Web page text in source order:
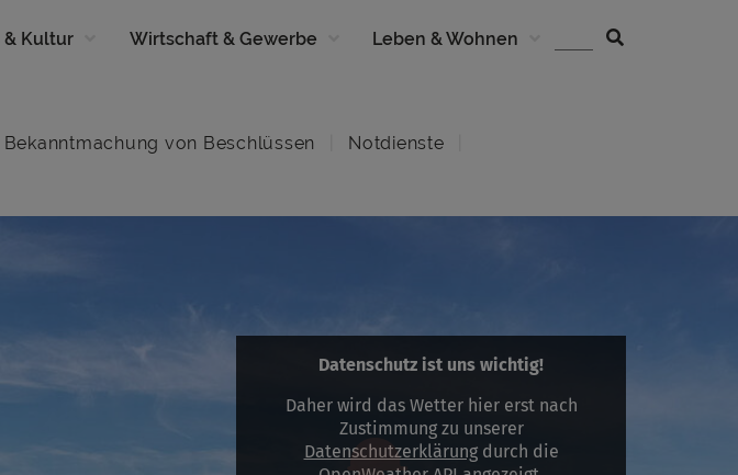
& Kultur Wirtschaft & Gewerbe Leben & Wohnen
Bekanntmachung von Beschlüssen
Notdienste
Datenschutz ist uns wichtig!
Daher wird das Wetter hier erst nach
Zustimmung zu unserer
Datenschutzerklärungdurch die